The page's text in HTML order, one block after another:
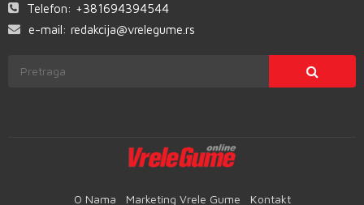
Telefon: +381694394544
e-mail: redakcija@vrelegume.rs
O Nama Marketing Vrele Gume Kontakt